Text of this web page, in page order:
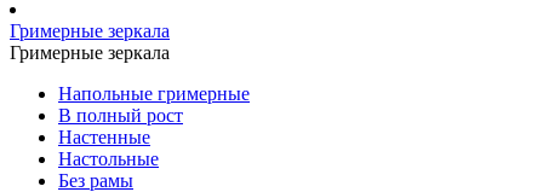
Гримерные зеркала
Гримерные зеркала
Напольные гримерные
В полный рост
Настенные
Настольные
Без рамы